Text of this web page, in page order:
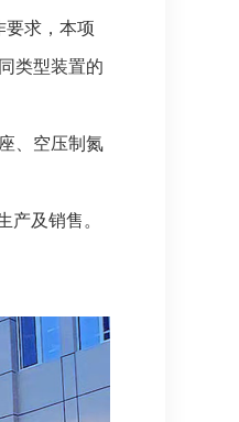
求，本项
类型装置的
、空压制氮
及销售。